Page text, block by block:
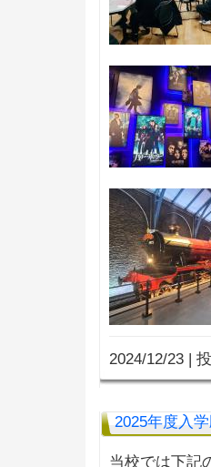
2024/12/23 |
2025年度入
当校では下記